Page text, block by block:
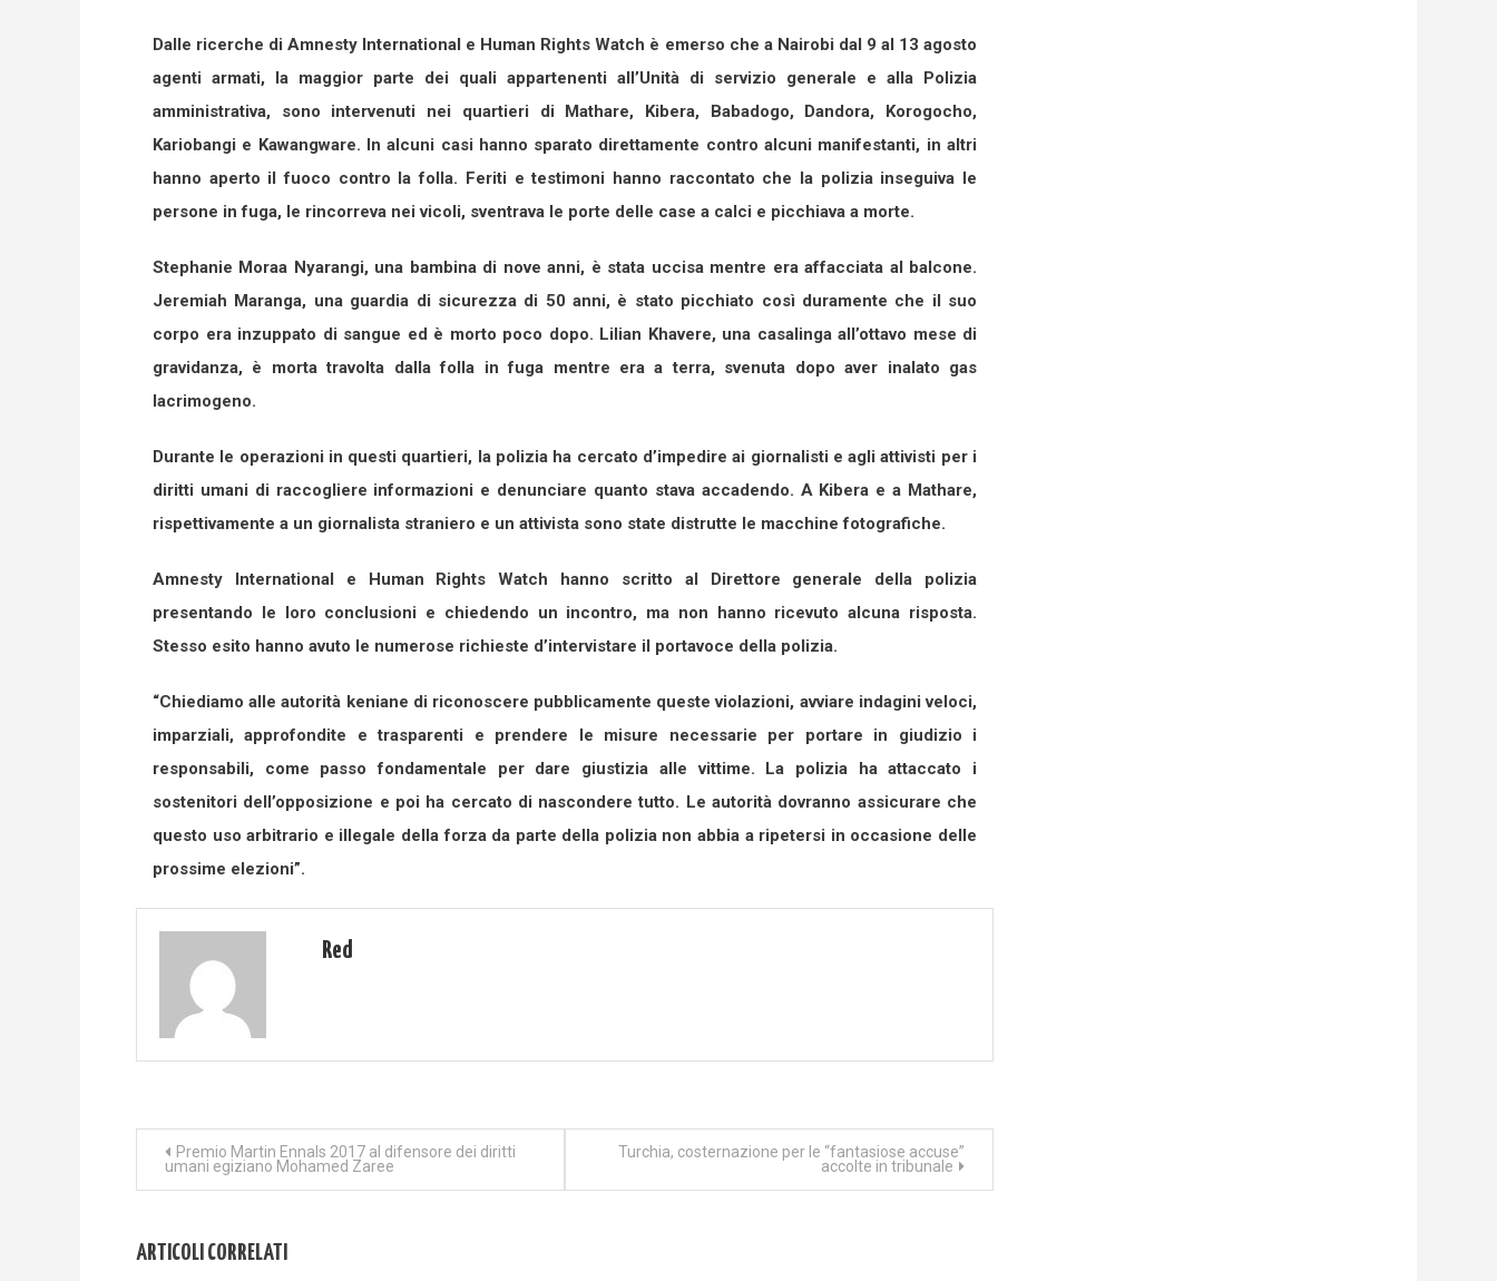
Dalle ricerche di Amnesty International e Human Rights Watch è emerso che a Nairobi dal 9 al 13 agosto
agenti armati, la maggior parte dei quali appartenenti all’Unità di servizio generale e alla Polizia
amministrativa, sono intervenuti nei quartieri di Mathare, Kibera, Babadogo, Dandora, Korogocho,
Kariobangi e Kawangware. In alcuni casi hanno sparato direttamente contro alcuni manifestanti, in altri
hanno aperto il fuoco contro la folla. Feriti e testimoni hanno raccontato che la polizia inseguiva le
persone in fuga, le rincorreva nei vicoli, sventrava le porte delle case a calci e picchiava a morte.
Stephanie Moraa Nyarangi, una bambina di nove anni, è stata uccisa mentre era affacciata al balcone.
Jeremiah Maranga, una guardia di sicurezza di 50 anni, è stato picchiato così duramente che il suo
corpo era inzuppato di sangue ed è morto poco dopo. Lilian Khavere, una casalinga all’ottavo mese di
gravidanza, è morta travolta dalla folla in fuga mentre era a terra, svenuta dopo aver inalato gas
lacrimogeno.
Durante le operazioni in questi quartieri, la polizia ha cercato d’impedire ai giornalisti e agli attivisti per i
diritti umani di raccogliere informazioni e denunciare quanto stava accadendo. A Kibera e a Mathare,
rispettivamente a un giornalista straniero e un attivista sono state distrutte le macchine fotografiche.
Amnesty International e Human Rights Watch hanno scritto al Direttore generale della polizia
presentando le loro conclusioni e chiedendo un incontro, ma non hanno ricevuto alcuna risposta.
Stesso esito hanno avuto le numerose richieste d’intervistare il portavoce della polizia.
“Chiediamo alle autorità keniane di riconoscere pubblicamente queste violazioni, avviare indagini veloci,
imparziali, approfondite e trasparenti e prendere le misure necessarie per portare in giudizio i
responsabili, come passo fondamentale per dare giustizia alle vittime. La polizia ha attaccato i
sostenitori dell’opposizione e poi ha cercato di nascondere tutto. Le autorità dovranno assicurare che
questo uso arbitrario e illegale della forza da parte della polizia non abbia a ripetersi in occasione delle
prossime elezioni”.
Red
Navigazione
Premio Martin Ennals 2017 al difensore dei diritti
umani egiziano Mohamed Zaree
Turchia, costernazione per le “fantasiose accuse”
accolte in tribunale
ARTICOLI CORRELATI